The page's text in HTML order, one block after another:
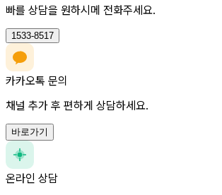
빠를 상담을 원하시메 전화주세요.
1533-8517
카카오톡 문의
채널 추가 후 편하게 상담하세요.
바로가기
온라인 상담